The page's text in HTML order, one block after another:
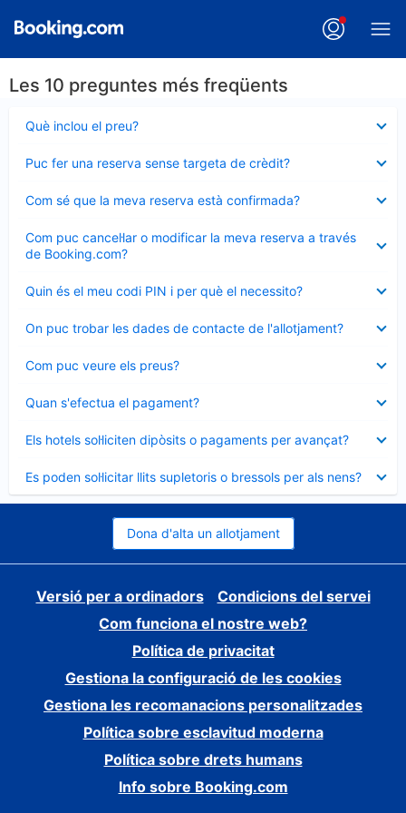
Les 10 preguntes més freqüents
Què inclou el preu?
tancat
Puc fer una reserva sense targeta de crèdit?
tancat
Com sé que la meva reserva està confirmada?
tancat
Com puc cancel·lar o modificar la meva reserva a través
de Booking.com?
tancat
Quin és el meu codi PIN i per què el necessito?
tancat
On puc trobar les dades de contacte de l'allotjament?
tancat
Com puc veure els preus?
tancat
Quan s'efectua el pagament?
tancat
Els hotels sol·liciten dipòsits o pagaments per avançat?
tancat
Es poden sol·licitar llits supletoris o bressols per als nens?
tancat
Dona d'alta un allotjament
Versió per a ordinadors
Condicions del servei
Com funciona el nostre web?
Política de privacitat
Gestiona la configuració de les cookies
Gestiona les recomanacions personalitzades
Política sobre esclavitud moderna
Política sobre drets humans
Info sobre Booking.com